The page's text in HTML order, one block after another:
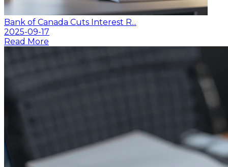
Bank of Canada Cuts Interest R...
2025-09-17
Read More